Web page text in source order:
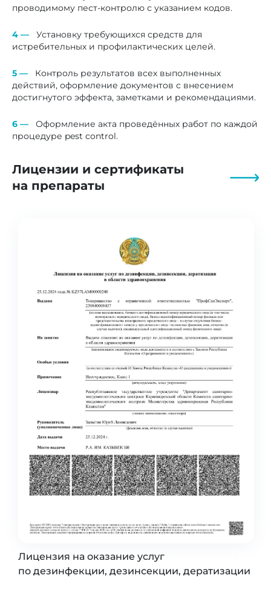
проводимому пест-контролю с указанием кодов.
Установку требующихся средств для
истребительных и профилактических целей.
Контроль результатов всех выполненных
действий, оформление документов с внесением
достигнутого эффекта, заметками и рекомендациями.
Оформление акта проведённых работ по каждой
процедуре pest control.
Лицензии и сертификаты
на препараты
Лицензия на оказание услуг
по дезинфекции, дезинсекции, дератизации